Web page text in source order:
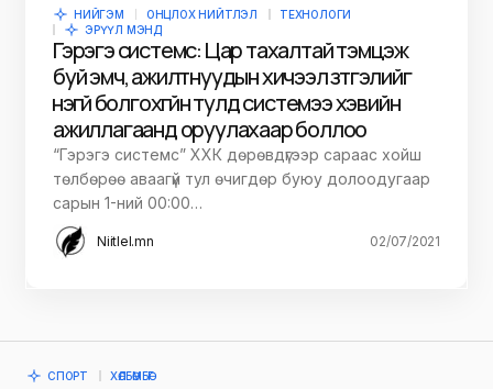
НИЙГЭМ ОНЦЛОХ НИЙТЛЭЛ
ТЕХНОЛОГИ
ЭРҮҮЛ МЭНД
Гэрэгэ системс: Цар тахалтай тэмцэж
буй эмч, ажилтнуудын хичээл зүтгэлийг
үнэгүй болгохгүйн тулд системээ хэвийн
ажиллагаанд оруулахаар боллоо
“Гэрэгэ системс” ХХК дөрөвдүгээр сараас хойш
төлбөрөө аваагүй тул өчигдөр буюу долоодугаар
сарын 1-ний 00:00…
Niitlel.mn 02/07/2021
СПОРТ ХӨЛБӨМБӨГ